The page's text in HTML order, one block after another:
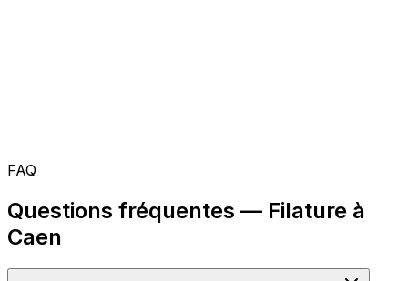
FAQ
Questions fréquentes — Filature à
Caen